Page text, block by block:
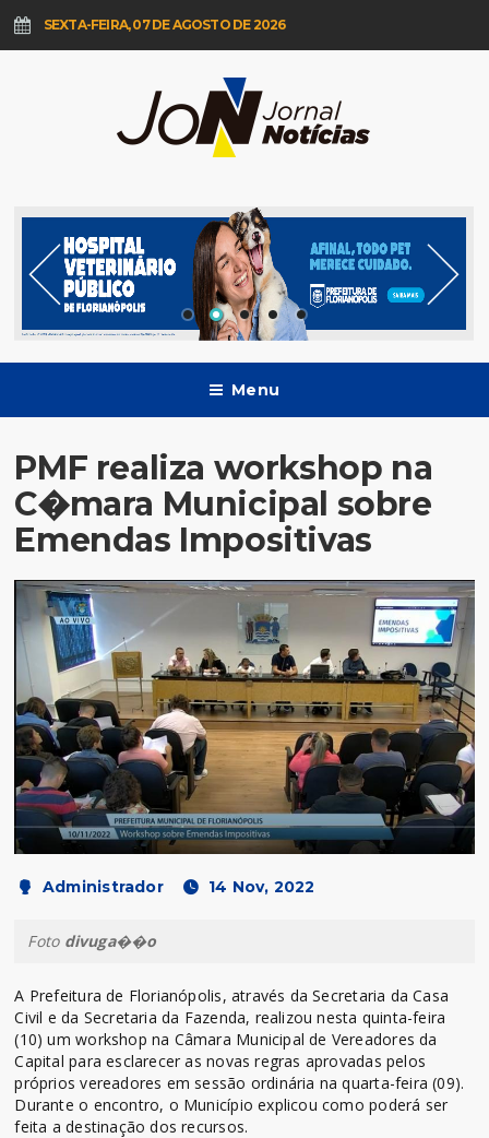
SEXTA-FEIRA, 07 DE AGOSTO DE 2026
Menu
PMF realiza workshop na
C�mara Municipal sobre
Emendas Impositivas
Administrador 14 Nov, 2022
Foto divuga��o
A Prefeitura de Florianópolis, através da Secretaria da Casa
Civil e da Secretaria da Fazenda, realizou nesta quinta-feira
(10) um workshop na Câmara Municipal de Vereadores da
Capital para esclarecer as novas regras aprovadas pelos
próprios vereadores em sessão ordinária na quarta-feira (09).
Durante o encontro, o Município explicou como poderá ser
feita a destinação dos recursos.